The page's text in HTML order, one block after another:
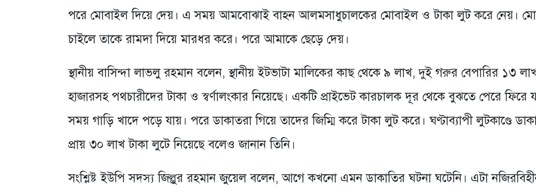
পরে মোবাইল দিয়ে দেয়। এ সময় আমবোঝাই বাহন আলমসাধুচালকের মোবাইল ও টাকা লুট করে নেয়।
চাইলে তাকে রামদা দিয়ে মারধর করে। পরে আমাকে ছেড়ে দেয়।
স্থানীয় বাসিন্দা লাভলু রহমান বলেন, স্থানীয় ইটভাটা মালিকের কাছ থেকে ৯ লাখ, দুই গরুর বেপারির ১৩
হাজারসহ পথচারীদের টাকা ও স্বর্ণালংকার নিয়েছে। একটি প্রাইভেট কারচালক দূর থেকে বুঝতে পেরে ফিরে
সময় গাড়ি খাদে পড়ে যায়। পরে ডাকাতরা গিয়ে তাদের জিম্মি করে টাকা লুট করে। ঘণ্টাব্যাপী লুটকাণ্ডে
প্রায় ৩০ লাখ টাকা লুটে নিয়েছে বলেও জানান তিনি।
সংশ্লিষ্ট ইউপি সদস্য জিল্লুর রহমান জুয়েল বলেন, আগে কখনো এমন ডাকাতির ঘটনা ঘটেনি। এটা